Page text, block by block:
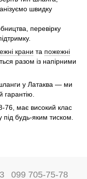
швидку
перевірку
крани та пожежні
разом із напірними
у Латаква — ми
гарантію.
76, має високий клас
під будь-яким тиском.
099 705-75-78